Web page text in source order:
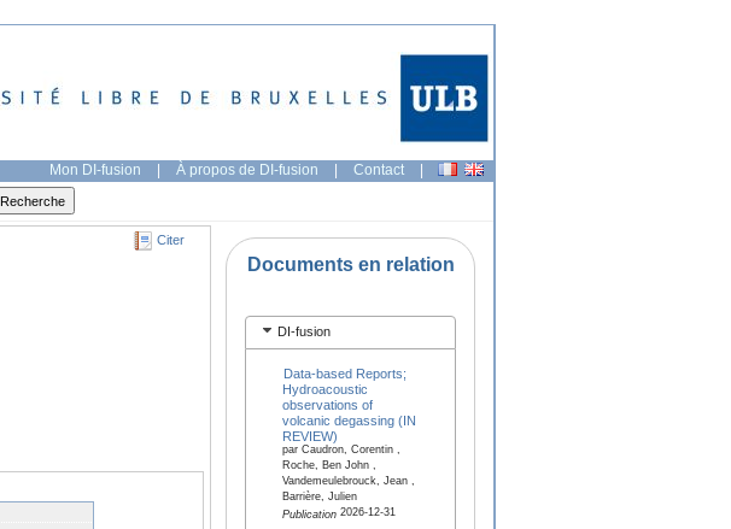
Mon DI-fusion | À propos de DI-fusion | Contact |
Citer
Documents en relation
DI-fusion
Data-based Reports;
Hydroacoustic
observations of
volcanic degassing (IN
REVIEW)
par Caudron, Corentin ,
Roche, Ben John ,
Vandemeulebrouck, Jean ,
Barrière, Julien
Publication2026-12-31